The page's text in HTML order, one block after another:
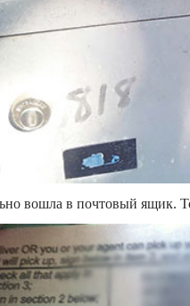
вошла в почтовый ящик.